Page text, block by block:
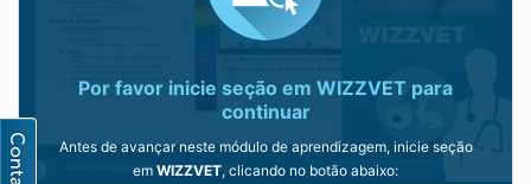
Por favor inicie seção em WIZZVET para
continuar
Antes de avançar neste módulo de aprendizagem, inicie seção
em WIZZVET, clicando no botão abaixo: